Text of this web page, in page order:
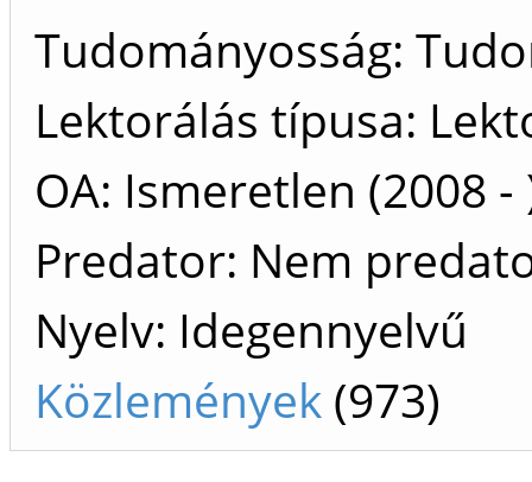
Tudományosság:
Lektorálás típusa:
OA: Ismeretlen (2008 -
Predator: Nem
Nyelv: Idegennyelvű
Közlemények (973)